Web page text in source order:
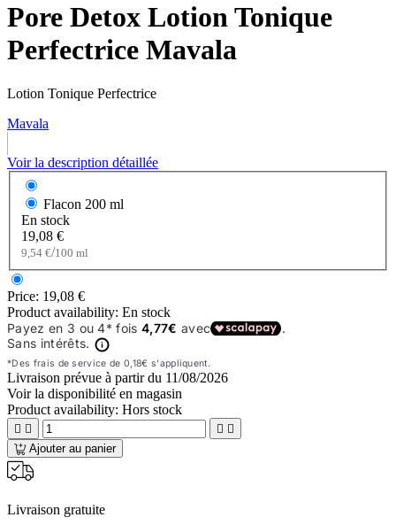
Pore Detox Lotion Tonique
Perfectrice Mavala
Lotion Tonique Perfectrice
Mavala
Voir la description détaillée
Flacon 200 ml
En stock
19,08 €
9,54 €/100 ml
Price: 19,08 €
Product availability: En stock
Livraison prévue à partir du 11/08/2026
Voir la disponibilité en magasin
Product availability: Hors stock
   
Ajouter au panier
Livraison gratuite